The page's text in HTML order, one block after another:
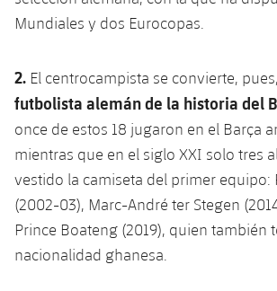
Ciutat Esportiva
La Masia
Servicios Médicos
Accesibilidad
Acreditaciones
Instalaciones
SUB9 B
SUB8 A
Clasificaciones
Fotos
Palmarés
Clasificaciones
Fotos
Cadete A
Infantil A
Infantil B
Actualidad
Calendario
Resultados
Clasificaciones
Jugadors
Barça Atlètic
plusicon
más
Actualidad
Calendario
Resultados
Jugadores
Clasificaciones
Base
plusicon
más
Actualidad
Juvenil
Cadete
Infantil
Campus Verano
PLUSICON
MÁS
Primer equipo
plusicon
más
Actualidad
Mundiales y dos Eurocopas.
2. El centrocampista se convierte,
futbolista alemán de la historia del
once de estos 18 jugaron en el Barça
mientras que en el siglo XXI solo tres
vestido la camiseta del primer equipo:
(2002-03), Marc-André ter Stegen
Prince Boateng (2019), quien también
nacionalidad ghanesa.